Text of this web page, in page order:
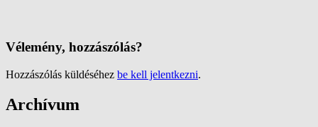
Vélemény, hozzászólás?
Hozzászólás küldéséhez be kell jelentkezni.
Archívum